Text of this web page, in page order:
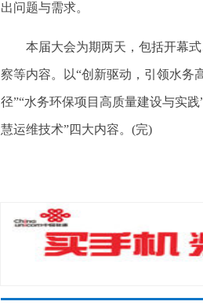
出问题与需求。
本届大会为期两天，包括开幕式
察等内容。以“创新驱动，引领水务
径”“水务环保项目高质量建设与实
慧运维技术”四大内容。(完)